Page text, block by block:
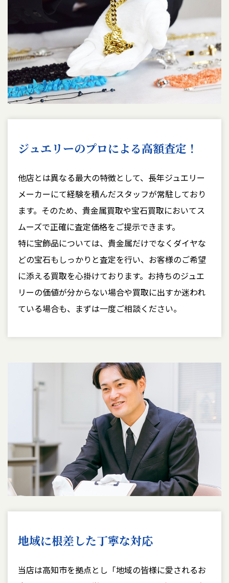
ジュエリーのプロによる高額査定！
他店とは異なる最大の特徴として、長年ジュエリー
メーカーにて経験を積んだスタッフが常駐しており
ます。そのため、貴金属買取や宝石買取においてス
ムーズで正確に査定価格をご提示できます。
特に宝飾品については、貴金属だけでなくダイヤな
どの宝石もしっかりと査定を行い、お客様のご希望
に添える買取を心掛けております。お持ちのジュエ
リーの価値が分からない場合や買取に出すか迷われ
ている場合も、まずは一度ご相談ください。
地域に根差した丁寧な対応
当店は高知市を拠点とし「地域の皆様に愛されるお